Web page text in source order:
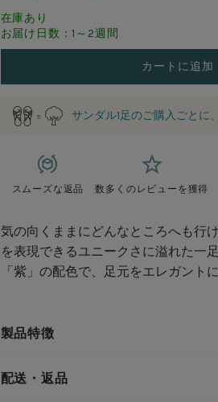
在庫あり
お届け日数：1～2週間
カートに追加
サンダル1足のご購入ごとに
スムーズな返品 数多くのレビューを獲得
気の向くままにどんなところへも行
を表現できるユニークさに溢れた一
「紫」の配色で、足元をエレガント
製品特徴
配送・返品